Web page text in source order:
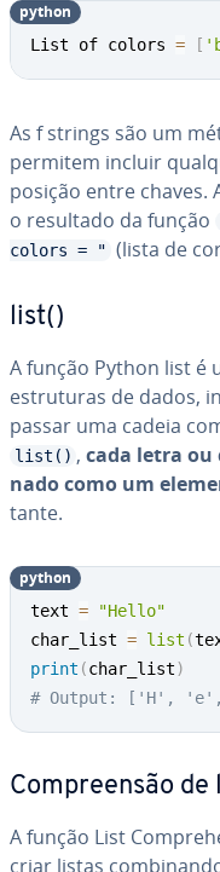
List of colors = [
python
As f strings são um
permitem incluir
posição entre chaves.
o resultado da função
colors = " (lista de
list()
A função Python list é
es­tru­tu­ras de dados,
passar uma cadeia
list() , cada letra ou
nado como um
tante.
text =
"Hello"
char_list = list (
print (char_list)
# Output: ['H',
python
Com­pre­en­são de
A função List
criar listas